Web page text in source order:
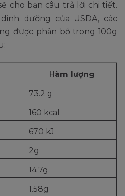
cho bạn câu trả lời chi tiết.
dưỡng của USDA, các
được phân bổ trong 100g
Hàm lượng
73.2 g
160 kcal
670 kJ
2g
14.7g
1.58g